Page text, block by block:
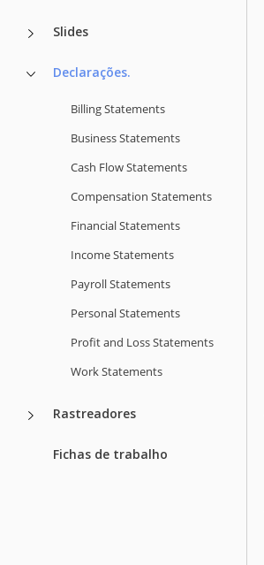
Slides
Declarações.
Billing Statements
Business Statements
Cash Flow Statements
Compensation Statements
Financial Statements
Income Statements
Payroll Statements
Personal Statements
Profit and Loss Statements
Work Statements
Rastreadores
Fichas de trabalho